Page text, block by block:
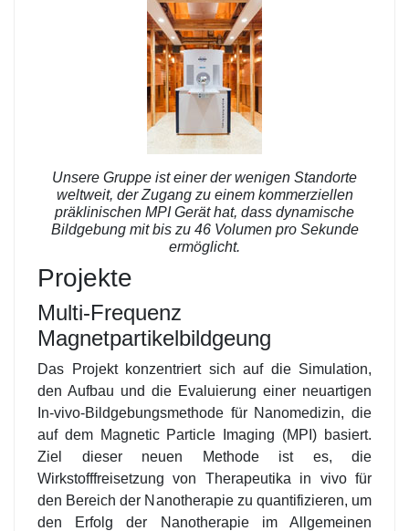
Unsere Gruppe ist einer der wenigen Standorte
weltweit, der Zugang zu einem kommerziellen
präklinischen MPI Gerät hat, dass dynamische
Bildgebung mit bis zu 46 Volumen pro Sekunde
ermöglicht.
Projekte
Multi-Frequenz
Magnetpartikelbildgeung
Das Projekt konzentriert sich auf die Simulation,
den Aufbau und die Evaluierung einer neuartigen
In-vivo-Bildgebungsmethode für Nanomedizin, die
auf dem Magnetic Particle Imaging (MPI) basiert.
Ziel dieser neuen Methode ist es, die
Wirkstofffreisetzung von Therapeutika in vivo für
den Bereich der Nanotherapie zu quantifizieren, um
den Erfolg der Nanotherapie im Allgemeinen